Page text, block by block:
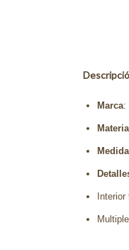
Marca:
Interior